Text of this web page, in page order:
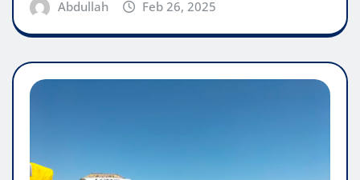
Abdullah Feb 26, 2025